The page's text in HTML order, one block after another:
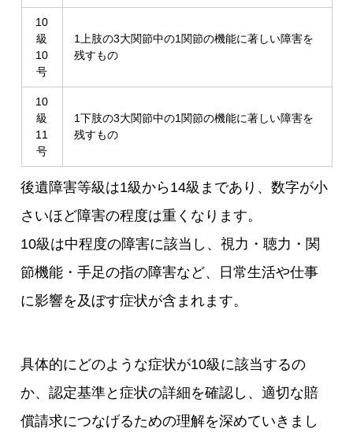
10
級
10
号
1上肢の3大関節中の1関節の機能に著しい障害を
残すもの
10
級
11
号
1下肢の3大関節中の1関節の機能に著しい障害を
残すもの
後遺障害等級は1級から14級まであり、数字が小
さいほど障害の程度は重くなります。
10級は中程度の障害に該当し、視力・聴力・関
節機能・手足の指の障害など、日常生活や仕事
に影響を及ぼす症状が含まれます。
具体的にどのような症状が10級に該当するの
か、認定基準と症状の詳細を確認し、適切な賠
償請求につなげるための理解を深めていきまし